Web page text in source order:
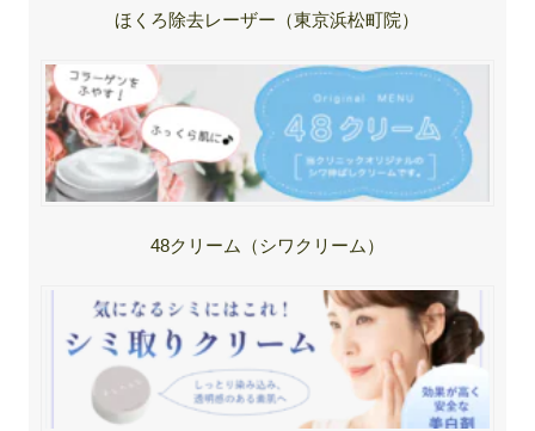
ほくろ除去レーザー（東京浜松町院）
48クリーム（シワクリーム）